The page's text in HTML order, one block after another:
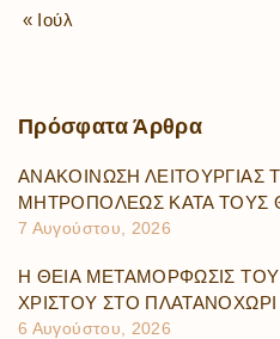
« Ιούλ
Πρόσφατα Άρθρα
ΑΝΑΚΟΙΝΩΣΗ ΛΕΙΤΟΥΡΓΙΑΣ
ΜΗΤΡΟΠΟΛΕΩΣ ΚΑΤΑ ΤΟΥΣ
7 Αυγούστου, 2026
Η ΘΕΙΑ ΜΕΤΑΜΟΡΦΩΣΙΣ
ΧΡΙΣΤΟΥ ΣΤΟ
6 Αυγούστου, 2026